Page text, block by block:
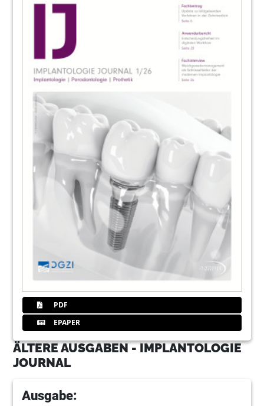
79CAMLOG Vertriebs GmbH
Events/ Impressum
Redaktion
Implant Concept GmbH
BEGO Implant Systems GmbH & Co. KG
PDF
EPAPER
ÄLTERE AUSGABEN - IMPLANTOLOGIE
JOURNAL
Ausgabe: